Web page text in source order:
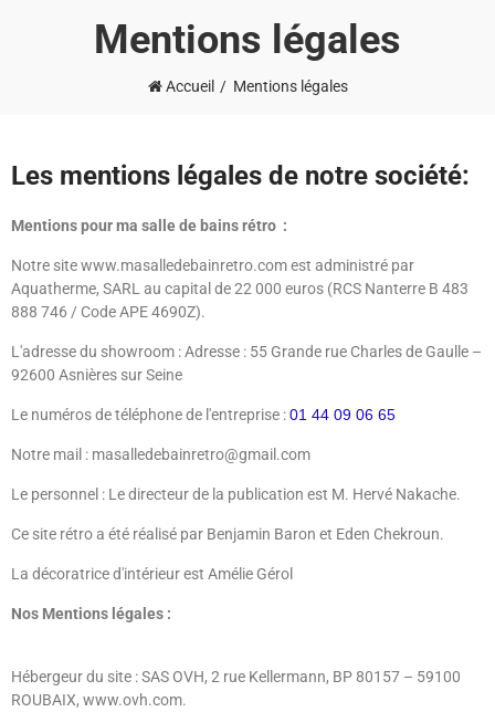
Mentions légales
Accueil Mentions légales
Les mentions légales de notre société:
Mentions pour ma salle de bains rétro :
Notre site www.masalledebainretro.com est administré par
Aquatherme, SARL au capital de 22 000 euros (RCS Nanterre B 483
888 746 / Code APE 4690Z).
L'adresse du showroom : Adresse : 55 Grande rue Charles de Gaulle –
92600 Asnières sur Seine
Le numéros de téléphone de l'entreprise :01 44 09 06 65
Notre mail : masalledebainretro@gmail.com
Le personnel : Le directeur de la publication est M. Hervé Nakache.
Ce site rétro a été réalisé par Benjamin Baron et Eden Chekroun.
La décoratrice d'intérieur est Amélie Gérol
Nos Mentions légales :
Hébergeur du site : SAS OVH, 2 rue Kellermann, BP 80157 – 59100
ROUBAIX, www.ovh.com.